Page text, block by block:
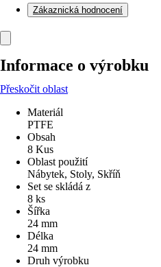
Zákaznická hodnocení
Informace o výrobku
Přeskočit oblast
Materiál
PTFE
Obsah
8 Kus
Oblast použití
Nábytek, Stoly, Skříň
Set se skládá z
8 ks
Šířka
24 mm
Délka
24 mm
Druh výrobku